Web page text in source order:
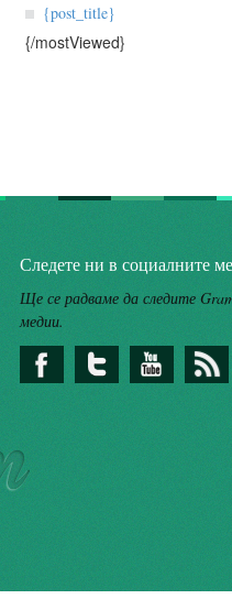
{post_title}
{/mostViewed}
Следете ни в социалните
Ще се радваме да следите
медии.